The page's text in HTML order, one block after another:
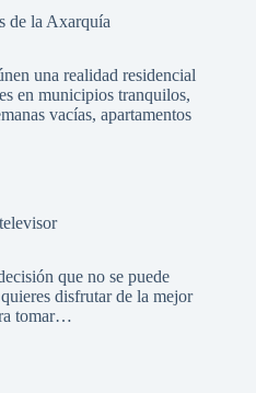
de la Axarquía
una realidad residencial
en municipios tranquilos,
vacías, apartamentos
que no se puede
disfrutar de la mejor
tomar…